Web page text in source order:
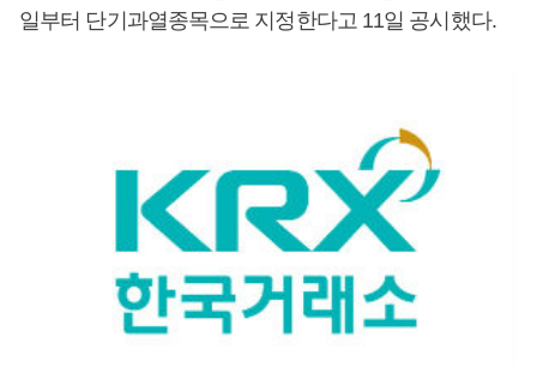
일부터 단기과열종목으로 지정한다고 11일 공시했다.